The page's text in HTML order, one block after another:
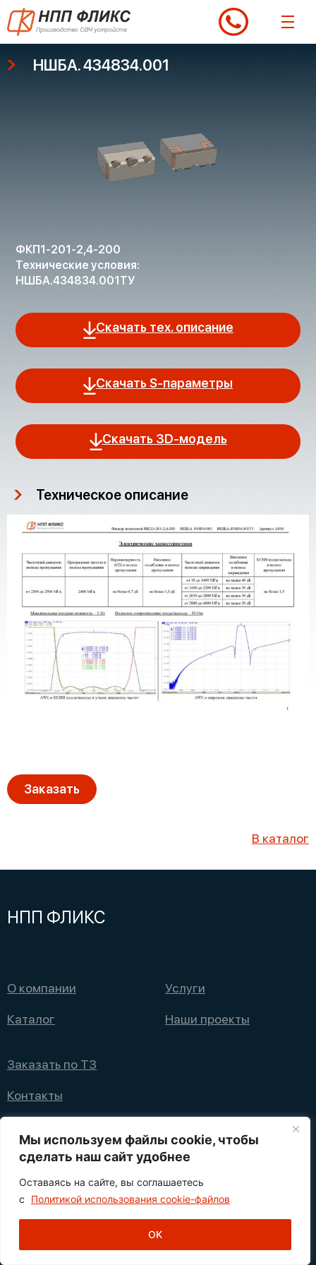
Мы используем файлы cookie, чтобы
сделать наш сайт удобнее
Оставаясь на сайте, вы соглашаетесь
с
Политикой использования cookie-файлов
OK
Перейти
содержимому
НШБА. 434834.001
ФКП1-201-2,4-200
Технические условия:
НШБА.434834.001ТУ
Скачать тех. описание
Скачать S-параметры
Скачать 3D-модель
Техническое описание
Заказать
В каталог
НПП ФЛИКС
О компании
Каталог
Услуги
Наши проекты
Заказать по ТЗ
Контакты
+7 (495) 008 08 12
info@nppfliks.ru
Политика конфиденциальности
© 2021—2025 НПП ФЛИКС